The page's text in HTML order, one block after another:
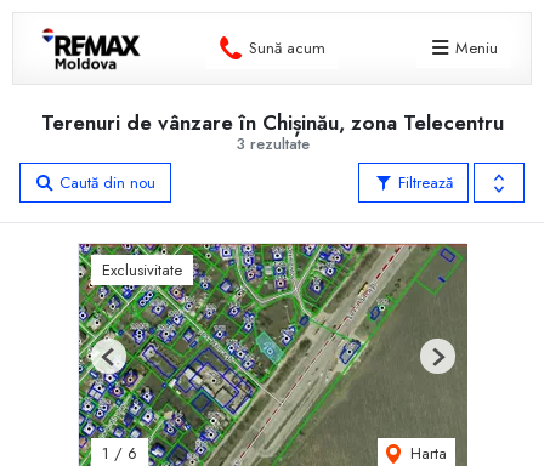
Sună acum Meniu
3 rezultate
Terenuri de vânzare în Chișinău, zona Telecentru
Filtrează
Caută din nou
Exclusivitate
1 / 6 Harta
Previous Next